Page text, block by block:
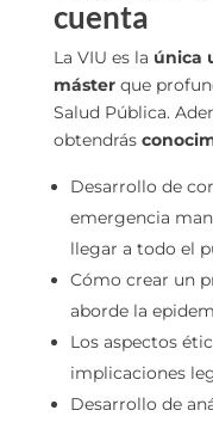
cuenta
La VIU es la única
másterque
Salud Pública.
obtendrás
Desarrollo de
emergencia
llegar a todo el
Cómo crear un
aborde la
Los aspectos
implicaciones
Desarrollo de